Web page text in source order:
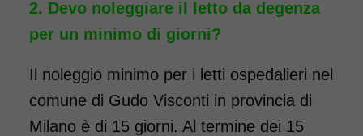
Devo noleggiare il letto da degenza
per un minimo di giorni?
Il noleggio minimo per i letti ospedalieri nel
comune di Gudo Visconti in provincia di
Milano è di 15 giorni. Al termine dei 15